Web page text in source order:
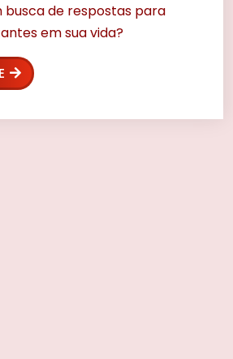
busca de respostas para
em sua vida?